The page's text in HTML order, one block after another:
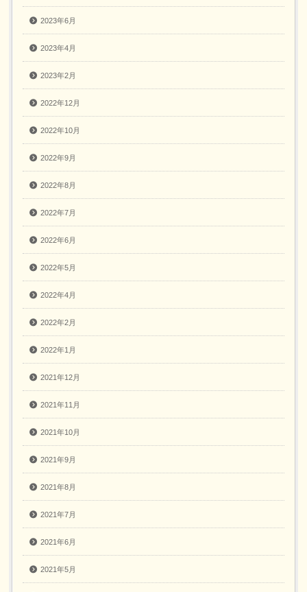
2023年6月
2023年4月
2023年2月
2022年12月
2022年10月
2022年9月
2022年8月
2022年7月
2022年6月
2022年5月
2022年4月
2022年2月
2022年1月
2021年12月
2021年11月
2021年10月
2021年9月
2021年8月
2021年7月
2021年6月
2021年5月